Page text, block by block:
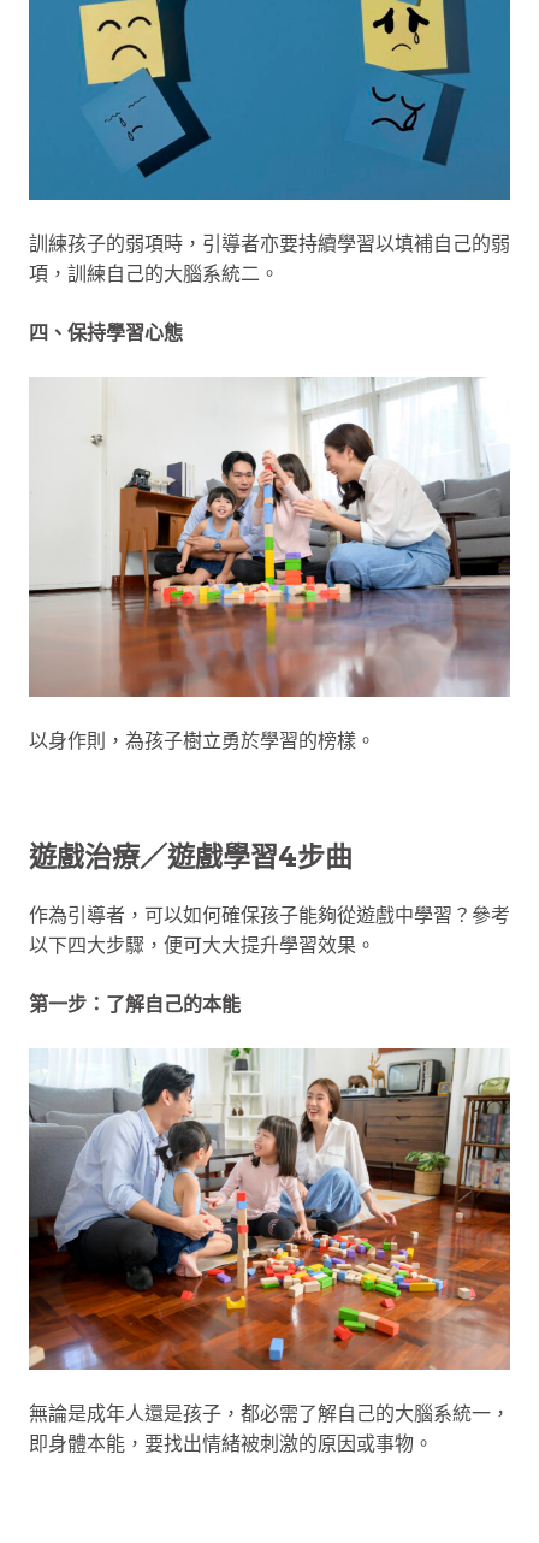
訓練孩子的弱項時，引導者亦要持續學習以填補自己的弱
項，訓練自己的大腦系統二。
四、保持學習心態
以身作則，為孩子樹立勇於學習的榜樣。
遊戲治療／遊戲學習4步曲
作為引導者，可以如何確保孩子能夠從遊戲中學習？參考
以下四大步驟，便可大大提升學習效果。
第一步：了解自己的本能
無論是成年人還是孩子，都必需了解自己的大腦系統一，
即身體本能，要找出情緒被刺激的原因或事物。